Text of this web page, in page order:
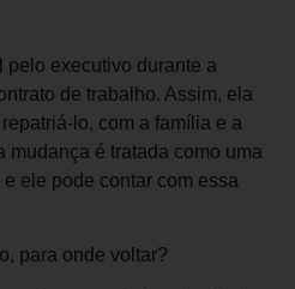
pelo executivo durante a
de trabalho. Assim, ela
lo, com a família e a
mudança é tratada como uma
ele pode contar com essa
para onde voltar?